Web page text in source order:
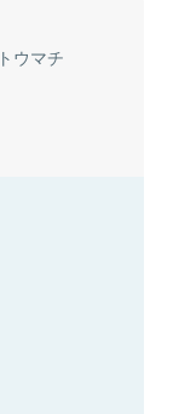
ウマチ